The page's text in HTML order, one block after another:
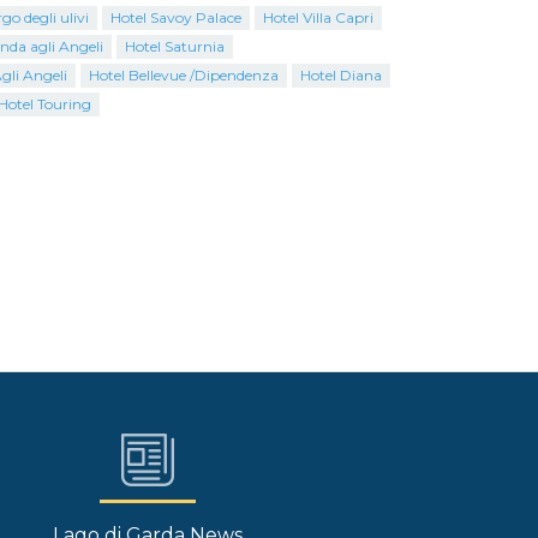
degli ulivi Hotel Savoy Palace
Hotel Villa Capri
agli Angeli
Hotel Saturnia
Angeli
Hotel Bellevue /Dipendenza
Hotel Diana
Touring